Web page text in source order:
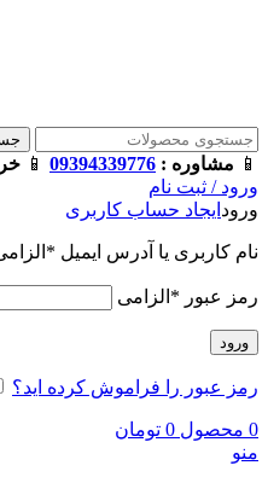
📱 مشاوره : 09394339776
📱
ورود / ثبت نام
ورود ایجاد حساب کاربری
نام کاربری یا آدرس ایمیل *
رمز عبور * الزامی
ورود
رمز عبور را فراموش کرده اید؟
0 محصول 0 تومان
منو